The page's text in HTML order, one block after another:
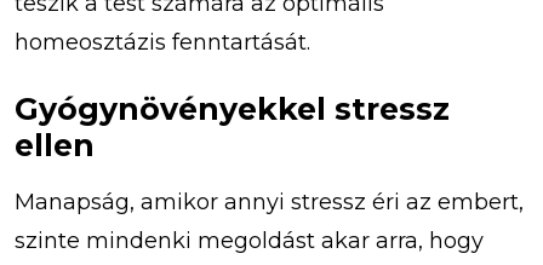
homeosztázis fenntartását.
Gyógynövényekkel stressz
ellen
Manapság, amikor annyi stressz éri az embert,
szinte mindenki megoldást akar arra, hogy